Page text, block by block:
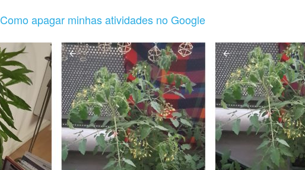
Como apagar minhas atividades no Google